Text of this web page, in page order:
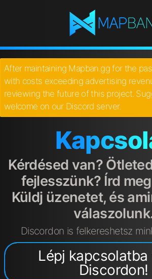
After maintaining Mapban.gg for the
with costs exceeding advertising
reviewing the future of this project.
welcome on our Discord server.
Kérdésed van?
fejlesszünk? Írd
Küldj üzenetet, és
Discordon is felkereshetsz
Lépj kapcsolatba
Discordon!